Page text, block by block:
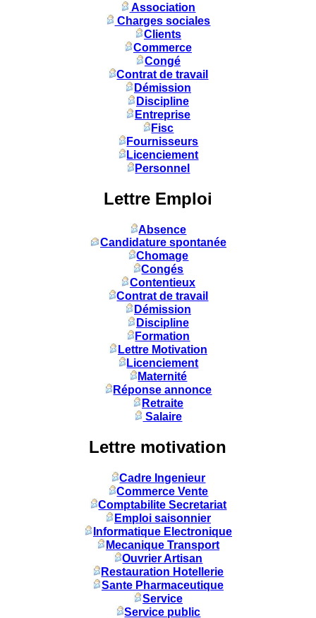
Association
Charges sociales
Clients
Commerce
Congé
Contrat de travail
Démission
Discipline
Entreprise
Fisc
Fournisseurs
Licenciement
Personnel
Lettre Emploi
Absence
Candidature spontanée
Chomage
Congés
Contentieux
Contrat de travail
Démission
Discipline
Formation
Lettre Motivation
Licenciement
Maternité
Réponse annonce
Retraite
Salaire
Lettre motivation
Cadre Ingenieur
Commerce Vente
Comptabilite Secretariat
Emploi saisonnier
Informatique Electronique
Mecanique Transport
Ouvrier Artisan
Restauration Hotellerie
Sante Pharmaceutique
Service
Service public